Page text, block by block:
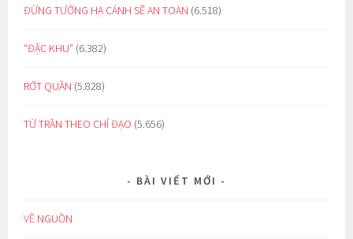
ĐỪNG TƯỞNG HẠ CÁNH SẼ AN TOÀN (6.518)
“ĐẶC KHU” (6.382)
RỚT QUẦN (5.828)
TỪ TRẦN THEO CHỈ ĐẠO (5.656)
BÀI VIẾT MỚI
VỀ NGUỒN